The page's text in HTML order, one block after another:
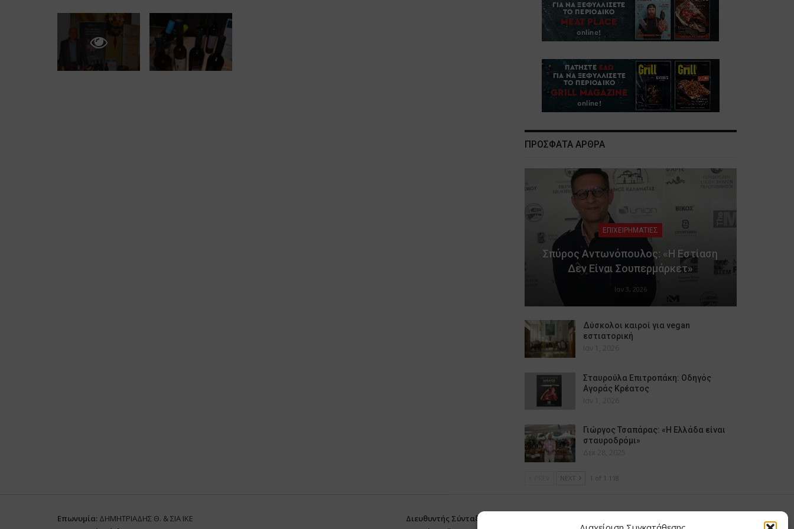
ΠΡΟΣΦΑΤΑ ΑΡΘΡΑ
ΕΠΙΧΕΙΡΗΜΑΤΙΕΣ
Σπύρος Αντωνόπουλος: «Η Εστίαση
Δεν Είναι Σουπερμάρκετ»
Ιαν 3, 2026
Δύσκολοι καιροί για vegan
εστιατορική
Ιαν 1, 2026
Σταυρούλα Επιτροπάκη: Οδηγός
Αγοράς Κρέατος
Ιαν 1, 2026
Γιώργος Τσαπάρας: «Η Ελλάδα είναι
σταυροδρόμι»
Δεκ 28, 2025
NEXT 1 of 1.118
Επωνυμία: ΔΗΜΗΤΡΙΑΔΗΣ Θ. & ΣΙΑ ΙΚΕ
Διευθυντής Σύνταξης: